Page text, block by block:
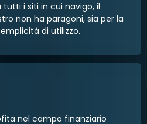
i siti in cui navigo, il
non ha paragoni, sia per la
di utilizzo.
nel campo finanziario